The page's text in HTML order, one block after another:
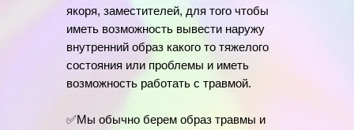
якоря, заместителей, для того чтобы
иметь возможность вывести наружу
внутренний образ какого то тяжелого
состояния или проблемы и иметь
возможность работать с травмой.
✅Мы обычно берем образ травмы и